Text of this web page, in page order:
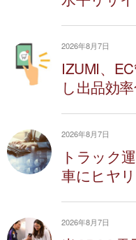
2026年8月7日
IZUMI、
し出品効
2026年8月7日
トラック
車にヒヤ
2026年8月7日